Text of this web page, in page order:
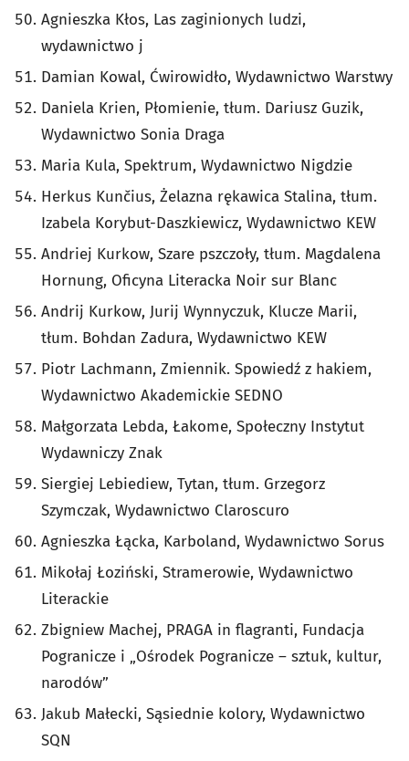
Agnieszka Kłos, Las zaginionych ludzi,
wydawnictwo j
Damian Kowal, Ćwirowidło, Wydawnictwo Warstwy
Daniela Krien, Płomienie, tłum. Dariusz Guzik,
Wydawnictwo Sonia Draga
Maria Kula, Spektrum, Wydawnictwo Nigdzie
Herkus Kunčius, Żelazna rękawica Stalina, tłum.
Izabela Korybut-Daszkiewicz, Wydawnictwo KEW
Andriej Kurkow, Szare pszczoły, tłum. Magdalena
Hornung, Oficyna Literacka Noir sur Blanc
Andrij Kurkow, Jurij Wynnyczuk, Klucze Marii,
tłum. Bohdan Zadura, Wydawnictwo KEW
Piotr Lachmann, Zmiennik. Spowiedź z hakiem,
Wydawnictwo Akademickie SEDNO
Małgorzata Lebda, Łakome, Społeczny Instytut
Wydawniczy Znak
Siergiej Lebiediew, Tytan, tłum. Grzegorz
Szymczak, Wydawnictwo Claroscuro
Agnieszka Łącka, Karboland, Wydawnictwo Sorus
Mikołaj Łoziński, Stramerowie, Wydawnictwo
Literackie
Zbigniew Machej, PRAGA in flagranti, Fundacja
Pogranicze i „Ośrodek Pogranicze – sztuk, kultur,
narodów”
Jakub Małecki, Sąsiednie kolory, Wydawnictwo
SQN